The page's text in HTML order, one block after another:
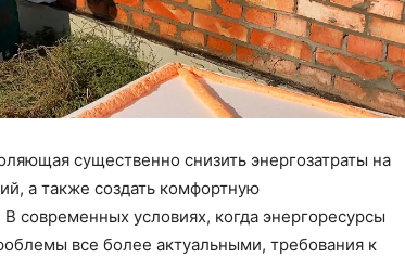
существенно снизить энергозатраты на
а также создать комфортную
современных условиях, когда энергоресурсы
все более актуальными, требования к